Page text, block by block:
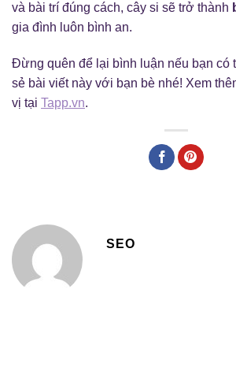
và bài trí đúng cách, cây si sẽ trở thành
gia đình luôn bình an.
Đừng quên để lại bình luận nếu bạn có
sẻ bài viết này với bạn bè nhé! Xem
vị tại Tapp.vn.
SEO